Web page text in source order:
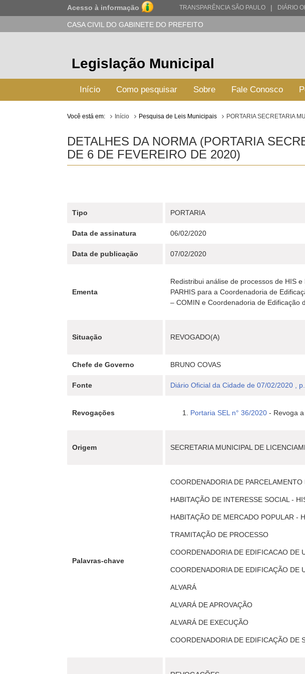
Acesso à informação TRANSPARÊNCIA SÃO PAULO | DIÁRIO
CASA CIVIL DO GABINETE DO PREFEITO
Legislação Municipal
Início Como pesquisar Sobre Fale Conosco
Você está em: Início Pesquisa de Leis Municipais PORTARIA SECRETARIA
DETALHES DA NORMA (PORTARIA
DE 6 DE FEVEREIRO DE 2020)
Tipo PORTARIA
Data de assinatura 06/02/2020
Data de publicação 07/02/2020
Ementa
Redistribui análise de processos de HIS
PARHIS para a Coordenadoria de
– COMIN e Coordenadoria de Edificação
Situação REVOGADO(A)
Chefe de Governo BRUNO COVAS
Fonte Diário Oficial da Cidade de 07/02/2020 ,
Revogações Portaria SEL n° 36/2020 - Revoga a
Origem SECRETARIA MUNICIPAL DE
Palavras-chave
COORDENADORIA DE
HABITAÇÃO DE INTERESSE SOCIAL -
HABITAÇÃO DE MERCADO POPULAR -
TRAMITAÇÃO DE PROCESSO
COORDENADORIA DE EDIFICACAO DE
COORDENADORIA DE EDIFICAÇÃO DE
ALVARÁ
ALVARÁ DE APROVAÇÃO
ALVARÁ DE EXECUÇÃO
COORDENADORIA DE EDIFICAÇÃO DE